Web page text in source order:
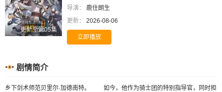
更新至第05集
导演：
鹿住朗生
更新：
2026-08-06
立即播放
剧情简介
乡下剑术师范贝里尔·加德南特。 如今，他作为骑士团的特别指导官，同时担